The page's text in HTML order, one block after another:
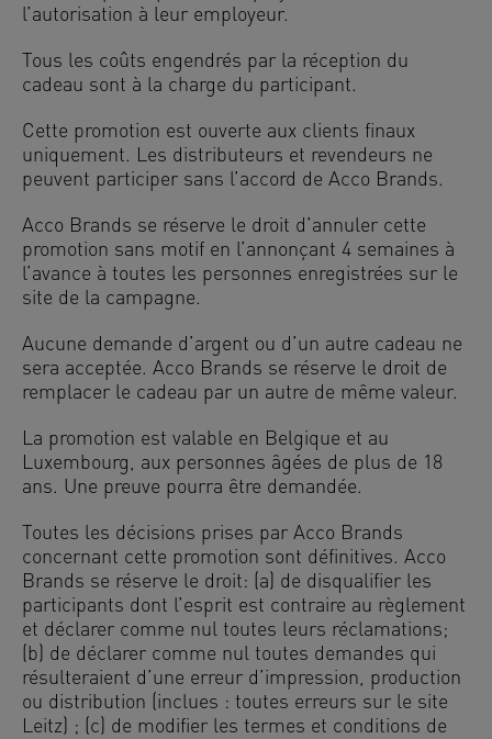
l’autorisation à leur employeur.
Tous les coûts engendrés par la réception du
cadeau sont à la charge du participant.
Cette promotion est ouverte aux clients finaux
uniquement. Les distributeurs et revendeurs ne
peuvent participer sans l’accord de Acco Brands.
Acco Brands se réserve le droit d’annuler cette
promotion sans motif en l’annonçant 4 semaines à
l’avance à toutes les personnes enregistrées sur le
site de la campagne.
Aucune demande d’argent ou d’un autre cadeau ne
sera acceptée. Acco Brands se réserve le droit de
remplacer le cadeau par un autre de même valeur.
La promotion est valable en Belgique et au
Luxembourg, aux personnes âgées de plus de 18
ans. Une preuve pourra être demandée.
Toutes les décisions prises par Acco Brands
concernant cette promotion sont définitives. Acco
Brands se réserve le droit: (a) de disqualifier les
participants dont l’esprit est contraire au règlement
et déclarer comme nul toutes leurs réclamations;
(b) de déclarer comme nul toutes demandes qui
résulteraient d’une erreur d’impression, production
ou distribution (inclues : toutes erreurs sur le site
Leitz) ; (c) de modifier les termes et conditions de